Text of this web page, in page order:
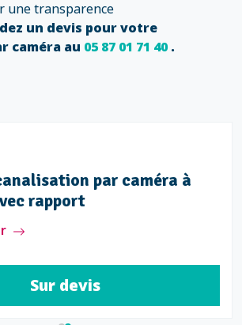
une transparence
un devis pour votre
caméra au 05 87 01 71 40.
par caméra à
rapport
Sur devis